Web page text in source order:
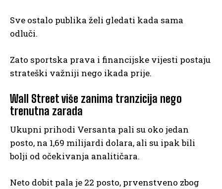
Sve ostalo publika želi gledati kada sama
odluči.
Zato sportska prava i financijske vijesti postaju
strateški važniji nego ikada prije.
Wall Street više zanima tranzicija nego
trenutna zarada
Ukupni prihodi Versanta pali su oko jedan
posto, na 1,69 milijardi dolara, ali su ipak bili
bolji od očekivanja analitičara.
Neto dobit pala je 22 posto, prvenstveno zbog